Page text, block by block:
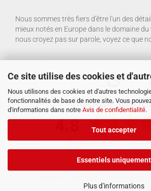
Ce site utilise des cookies et
Nous utilisons des cookies et d'autres
fonctionnalités de base de notre site. Vous
d'informations dans notre Avis de confidentialité.
Tout accepter
Essentiels uniquement
Plus d'informations
Nous sommes très fiers d'être l'un des
mieux notés en Europe dans le domaine du
nous croyez pas sur parole, voyez ce que